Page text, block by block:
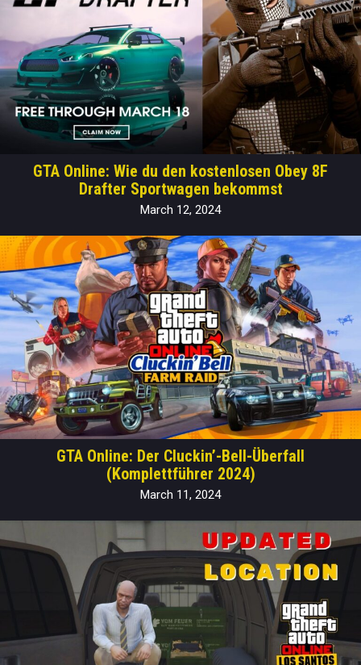
GTA Online: Wie du den kostenlosen Obey 8F
Drafter Sportwagen bekommst
March 12, 2024
GTA Online: Der Cluckin’-Bell-Überfall
(Komplettführer 2024)
March 11, 2024